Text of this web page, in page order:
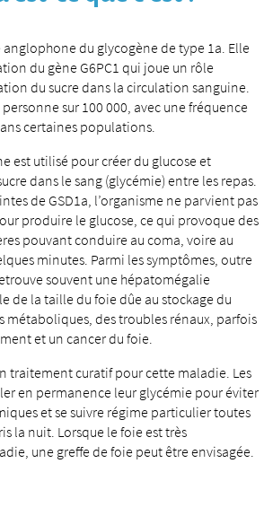
anglophone du glycogène de type 1a. Elle
du gène G6PC1 qui joue un rôle
du sucre dans la circulation sanguine.
sur 100 000, avec une fréquence
certaines populations.
est utilisé pour créer du glucose et
dans le sang (glycémie) entre les repas.
de GSD1a, l’organisme ne parvient pas
produire le glucose, ce qui provoque des
pouvant conduire au coma, voire au
minutes. Parmi les symptômes, outre
souvent une hépatomégalie
de la taille du foie dûe au stockage du
métaboliques, des troubles rénaux, parfois
et un cancer du foie.
traitement curatif pour cette maladie. Les
en permanence leur glycémie pour éviter
et se suivre régime particulier toutes
la nuit. Lorsque le foie est très
une greffe de foie peut être envisagée.